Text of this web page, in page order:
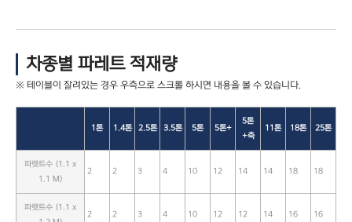
차종별 파레트 적재량
1톤 1.4톤 2.5톤 3.5톤 5톤 5톤+
5톤
+축
11톤 18톤 25톤
파렛트수 (1.1 x
1.1 M)
2 2 3 4 10 12 14 14 18 18
파렛트수 (1.1 x
2 2 3 4 10 12 12 14 16 16